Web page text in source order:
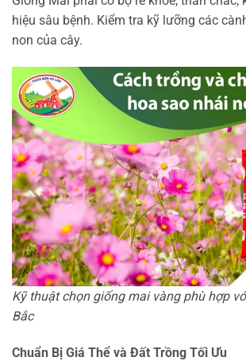
hiệu sâu bệnh. Kiểm tra kỹ lưỡng các
non của cây.
Kỹ thuật chọn giống mai vàng phù hợp
Bắc
Chuẩn Bị Giá Thể và Đất Trồng Tối Ưu